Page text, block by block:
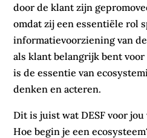
door de klant zijn
omdat zij een essentiële rol
informatievoorziening van
als klant belangrijk bent
is de essentie van
denken en acteren.
Dit is juist wat DESF voor
Hoe begin je een